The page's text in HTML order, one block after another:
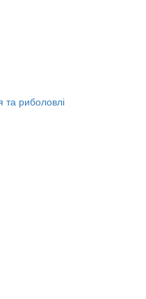
риболовлі